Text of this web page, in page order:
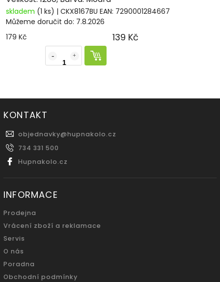
skladem (1 ks) | CKX8167BU EAN: 7290001284667
Můžeme doručit do: 7.8.2026
179 Kč
139 Kč
KONTAKT
objednavky@hupnakolo.cz
734 331 500
Hupnakolo.cz
INFORMACE
Prodejna
Vrácení zboží a reklamace
Servis
O nás
Poradna
Obchodní podmínky